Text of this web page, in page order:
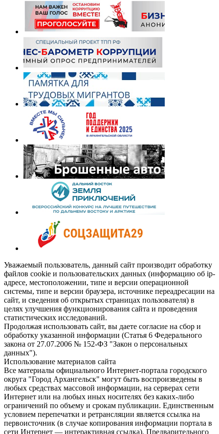
Уважаемый пользователь, данный сайт производит обработку
файлов cookie и пользовательских данных (информацию об ip-
адресе, местоположении, типе и версии операционной
системы, типе и версии браузера, источнике переадресации на
сайт, и сведения об открытых страницах пользователя) в
целях улучшения функционирования сайта и проведения
статистических исследований.
Продолжая использовать сайт, вы даете согласие на сбор и
обработку указанной информации (Статья 6 Федерального
закона от 27.07.2006 № 152-ФЗ "Закон о персональных
данных").
Использование материалов сайта
Все материалы официального Интернет-портала городского
округа "Город Архангельск" могут быть воспроизведены в
любых средствах массовой информации, на серверах сети
Интернет или на любых иных носителях без каких-либо
ограничений по объему и срокам публикации. Единственным
условием перепечатки и ретрансляции является ссылка на
первоисточник (в случае копирования информации портала в
сети Интернет — интерактивная ссылка). Предварительного